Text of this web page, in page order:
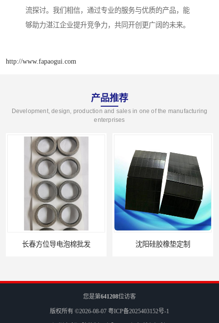
流探讨。我们相信，通过专业的服务与优质的产品，能
够助力湛江企业提升竞争力，共同开创更广阔的未来。
http://www.fapaogui.com
产品推荐
Development, design, production and sales in one of the manufacturing
enterprises
长春方位导电泡棉批发 沈阳硅胶橡垫定制
您是第641208位访客
版权所有 ©2026-08-07 粤ICP备2025403152号-1